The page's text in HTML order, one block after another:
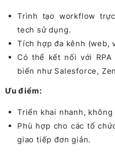
Trình tạo workflow
tech sử dụng.
Tích hợp đa kênh (web,
Có thể kết nối với
biến như Salesforce,
Ưu điểm:
Triển khai nhanh,
Phù hợp cho các tổ
giao tiếp đơn giản.